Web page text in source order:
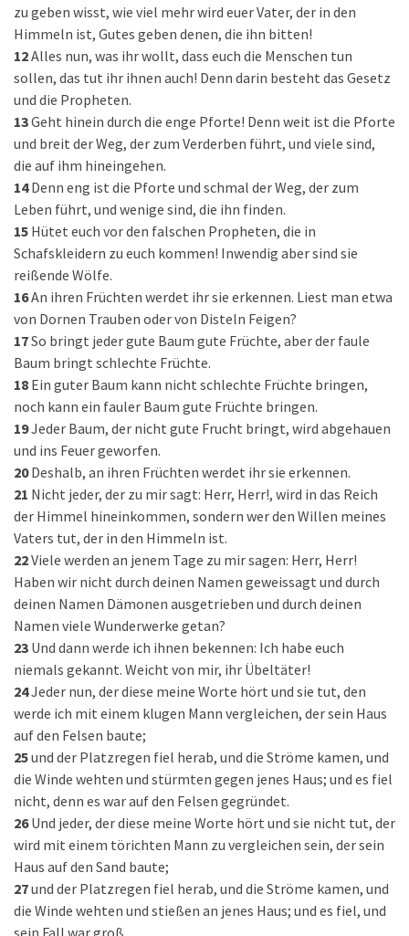
zu geben wisst, wie viel mehr wird euer Vater, der in den
Himmeln ist, Gutes geben denen, die ihn bitten!
12Alles nun, was ihr wollt, dass euch die Menschen tun
sollen, das tut ihr ihnen auch! Denn darin besteht das Gesetz
und die Propheten.
13Geht hinein durch die enge Pforte! Denn weit ist die Pforte
und breit der Weg, der zum Verderben führt, und viele sind,
die auf ihm hineingehen.
14 Denn eng ist die Pforte und schmal der Weg, der zum
Leben führt, und wenige sind, die ihn finden.
15 Hütet euch vor den falschen Propheten, die in
Schafskleidern zu euch kommen! Inwendig aber sind sie
reißende Wölfe.
16An ihren Früchten werdet ihr sie erkennen. Liest man etwa
von Dornen Trauben oder von Disteln Feigen?
17So bringt jeder gute Baum gute Früchte, aber der faule
Baum bringt schlechte Früchte.
18 Ein guter Baum kann nicht schlechte Früchte bringen,
noch kann ein fauler Baum gute Früchte bringen.
19Jeder Baum, der nicht gute Frucht bringt, wird abgehauen
und ins Feuer geworfen.
20 Deshalb, an ihren Früchten werdet ihr sie erkennen.
21 Nicht jeder, der zu mir sagt: Herr, Herr!, wird in das Reich
der Himmel hineinkommen, sondern wer den Willen meines
Vaters tut, der in den Himmeln ist.
22Viele werden an jenem Tage zu mir sagen: Herr, Herr!
Haben wir nicht durch deinen Namen geweissagt und durch
deinen Namen Dämonen ausgetrieben und durch deinen
Namen viele Wunderwerke getan?
23 Und dann werde ich ihnen bekennen: Ich habe euch
niemals gekannt. Weicht von mir, ihr Übeltäter!
24Jeder nun, der diese meine Worte hört und sie tut, den
werde ich mit einem klugen Mann vergleichen, der sein Haus
auf den Felsen baute;
25und der Platzregen fiel herab, und die Ströme kamen, und
die Winde wehten und stürmten gegen jenes Haus; und es fiel
nicht, denn es war auf den Felsen gegründet.
26 Und jeder, der diese meine Worte hört und sie nicht tut, der
wird mit einem törichten Mann zu vergleichen sein, der sein
Haus auf den Sand baute;
27und der Platzregen fiel herab, und die Ströme kamen, und
die Winde wehten und stießen an jenes Haus; und es fiel, und
sein Fall war groß.